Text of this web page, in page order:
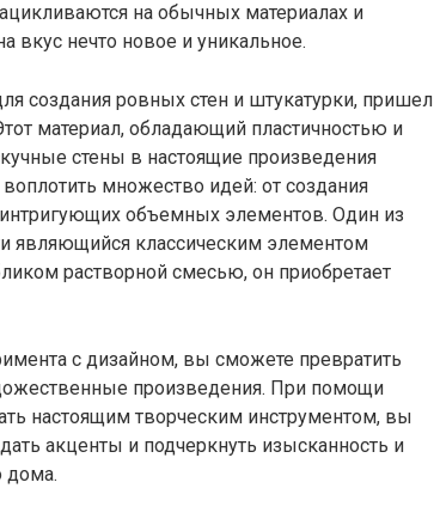
на обычных материалах и
вкус нечто новое и уникальное.
создания ровных стен и штукатурки, пришел
материал, обладающий пластичностью и
стены в настоящие произведения
множество идей: от создания
объемных элементов. Один из
являющийся классическим элементом
растворной смесью, он приобретает
с дизайном, вы сможете превратить
произведения. При помощи
настоящим творческим инструментом, вы
акценты и подчеркнуть изысканность и
дома.